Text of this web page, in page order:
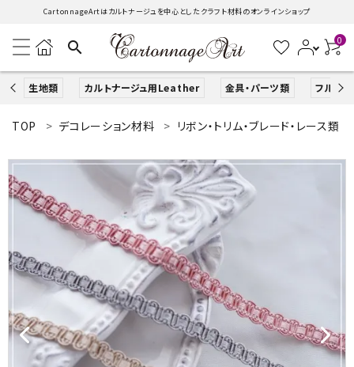
CartonnageArtはカルトナージュを中心としたクラフト材料のオンラインショップ
search 0
生地類 カルトナージュ用Leather 金具・パーツ類 フルキッ
search
ACCOUNT MENU
ようこそ ゲスト 様
新規会員登録
生地類
カルトナージュLeather用
TOP デコレーション材料 リボン・トリム・ブレード・レース類